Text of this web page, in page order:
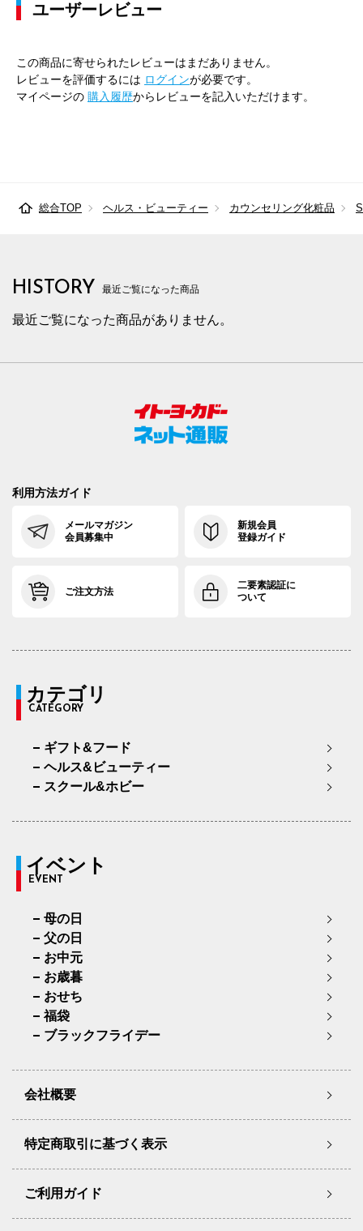
ユーザーレビュー
この商品に寄せられたレビューはまだありません。
レビューを評価するには ログインが必要です。
マイページの 購入履歴からレビューを記入いただけます。
総合TOP ヘルス・ビューティー カウンセリング化粧品
HISTORY 最近ご覧になった商品
最近ご覧になった商品がありません。
利用方法ガイド
メールマガジン
会員募集中
新規会員
登録ガイド
ご注文方法
二要素認証に
ついて
カテゴリ
CATEGORY
ギフト&フード
ヘルス&ビューティー
スクール&ホビー
イベント
EVENT
母の日
父の日
お中元
お歳暮
おせち
福袋
ブラックフライデー
会社概要
特定商取引に基づく表示
ご利用ガイド